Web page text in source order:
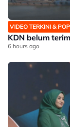
VIDEO TERKINI &
KDN belum
6 hours ago